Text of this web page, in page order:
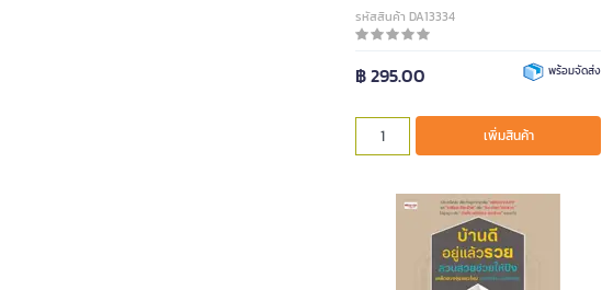
รหัสสินค้า DA13334
฿ 295.00 พร้อมจัดส่ง
เพิ่มสินค้า